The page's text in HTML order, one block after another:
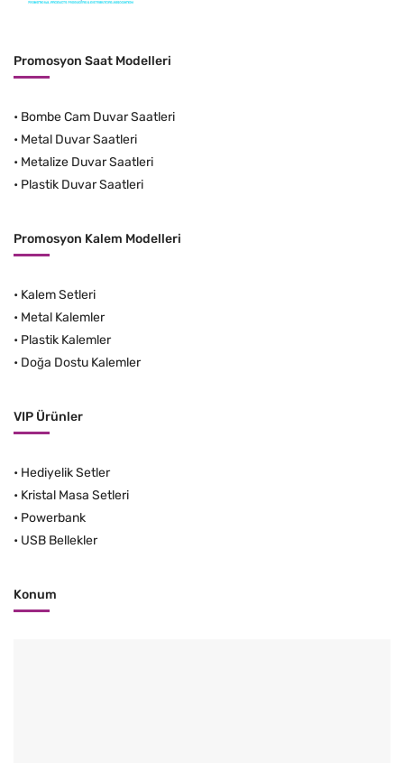
Promosyon Saat Modelleri
• Bombe Cam Duvar Saatleri
• Metal Duvar Saatleri
• Metalize Duvar Saatleri
• Plastik Duvar Saatleri
Promosyon Kalem Modelleri
• Kalem Setleri
• Metal Kalemler
• Plastik Kalemler
• Doğa Dostu Kalemler
VIP Ürünler
• Hediyelik Setler
• Kristal Masa Setleri
• Powerbank
• USB Bellekler
Konum